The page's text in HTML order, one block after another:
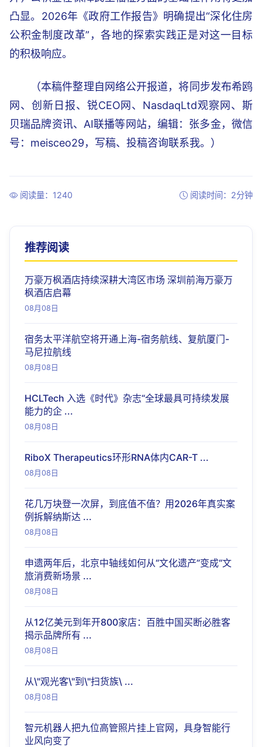
凸显。2026年《政府工作报告》明确提出“深化住房
公积金制度改革”，各地的探索实践正是对这一目标
的积极响应。
（本稿件整理自网络公开报道，将同步发布希鸥
网、创新日报、锐CEO网、NasdaqLtd观察网、斯
贝瑞品牌资讯、AI联播等网站，编辑：张多金，微信
号：meisceo29，写稿、投稿咨询联系我。）
阅读量：1240 阅读时间：2分钟
推荐阅读
万豪万枫酒店持续深耕大湾区市场 深圳前海万豪万
枫酒店启幕
08月08日
宿务太平洋航空将开通上海-宿务航线、复航厦门-
马尼拉航线
08月08日
HCLTech 入选《时代》杂志“全球最具可持续发展
能力的企 ...
08月08日
RiboX Therapeutics环形RNA体内CAR-T ...
08月08日
花几万块登一次屏，到底值不值？用2026年真实案
例拆解纳斯达 ...
08月08日
申遗两年后，北京中轴线如何从“文化遗产”变成“文
旅消费新场景 ...
08月08日
从12亿美元到年开800家店：百胜中国买断必胜客
揭示品牌所有 ...
08月08日
从\"观光客\"到\"扫货族\ ...
08月08日
智元机器人把九位高管照片挂上官网，具身智能行
业风向变了